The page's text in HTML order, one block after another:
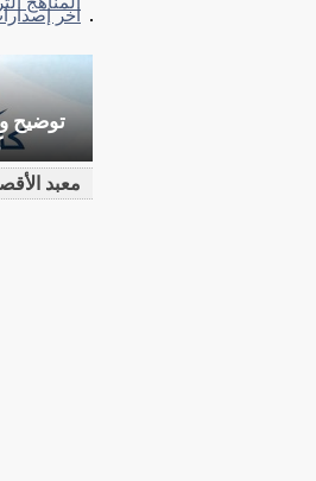
اخر
توضيح
معبد